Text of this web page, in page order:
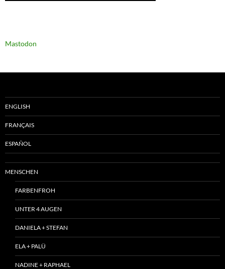
Mastodon
ENGLISH
FRANÇAIS
ESPAÑOL
MENSCHEN
FARBENFROH
UNTER 4 AUGEN
DANIELA + STEFAN
ELA + PALÜ
NADINE + RAPHAEL